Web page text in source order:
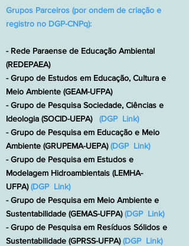
Grupos Parceiros (por ondem de criação e
registro no DGP-CNPq):
- Rede Paraense de Educação Ambiental
(REDEPAEA)
- Grupo de Estudos em Educação, Cultura e
Meio Ambiente (GEAM-UFPA)
-Grupo de Pesquisa Sociedade, Ciências e
Ideologia (SOCID-UEPA) (DGP Link)
- Grupo de Pesquisa em Educação e Meio
Ambiente (GRUPEMA-UEPA)(DGP Link)
-Grupo de Pesquisa em Estudos e
Modelagem Hidroambientais (LEMHA-
UFPA)(DGP Link)
- Grupo de Pesquisa em Meio Ambiente e
Sustentabilidade (GEMAS-UFPA)(DGP Link)
- Grupo de Pesquisa em Resíduos Sólidos e
Sustentabilidade (GPRSS-UFPA)(DGP Link)